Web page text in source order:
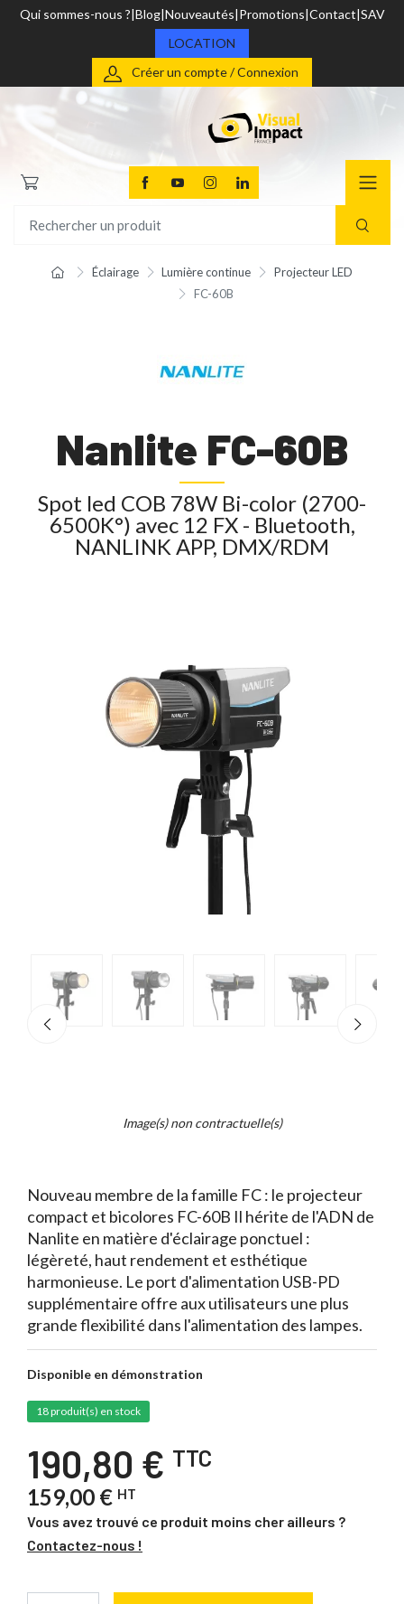
Qui sommes-nous ? Blog Nouveautés Promotions Contact SAV
LOCATION
Créer un compte / Connexion
Éclairage Lumière continue
Projecteur LED
FC-60B
Nanlite FC-60B
Spot led COB 78W Bi-color (2700-
6500K°) avec 12 FX - Bluetooth,
NANLINK APP, DMX/RDM
Image(s) non contractuelle(s)
Nouveau membre de la famille FC : le projecteur
compact et bicolores FC-60B Il hérite de l'ADN de
Nanlite en matière d'éclairage ponctuel :
légèreté, haut rendement et esthétique
harmonieuse. Le port d'alimentation USB-PD
supplémentaire offre aux utilisateurs une plus
grande flexibilité dans l'alimentation des lampes.
Disponible en démonstration
18 produit(s) en stock
190,80 € TTC
159,00 € HT
Vous avez trouvé ce produit moins cher ailleurs ?
Contactez-nous !